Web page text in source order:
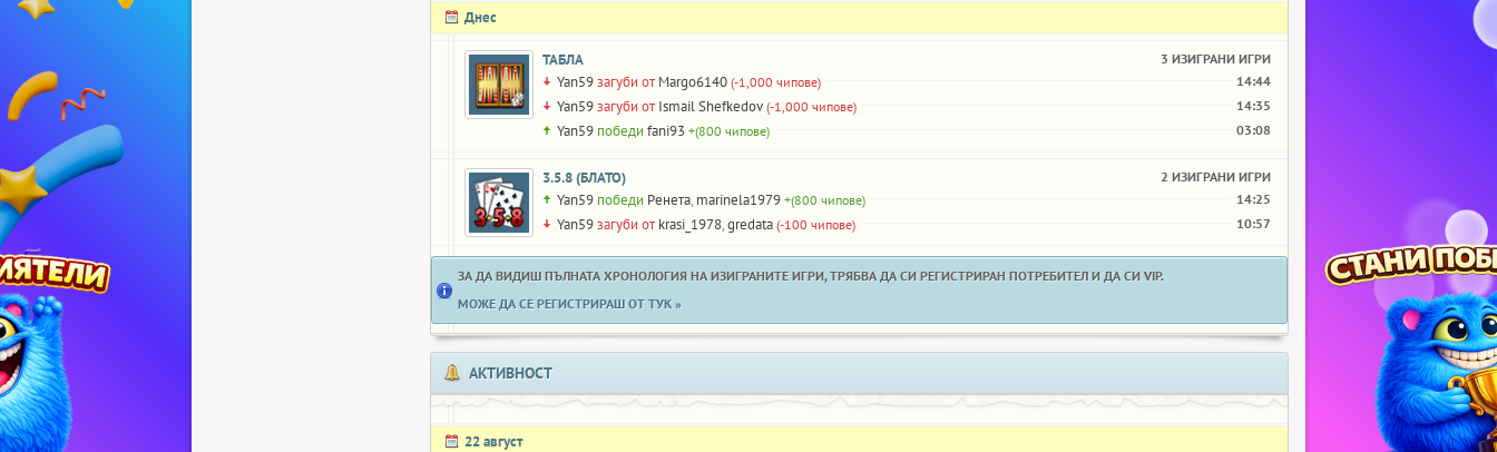
Днес
ТАБЛА 3 ИЗИГРАНИ ИГРИ
Yan59загуби от Margo6140 (-1,000 чипове) 14:44
Yan59загуби от Ismail Shefkedov (-1,000 чипове) 14:35
Yan59 победи fani93 +(800 чипове) 03:08
3.5.8 (БЛАТО) 2 ИЗИГРАНИ ИГРИ
Yan59 победи Ренета, marinela1979 +(800 чипове) 14:25
Yan59загуби от krasi_1978,gredata (-100 чипове) 10:57
ЗА ДА ВИДИШ ПЪЛНАТА ХРОНОЛОГИЯ НА ИЗИГРАНИТЕ ИГРИ, ТРЯБВА ДА СИ РЕГИСТРИРАН ПОТРЕБИТЕЛ И ДА СИ VIP.
МОЖЕ ДА СЕ РЕГИСТРИРАШ ОТ ТУК »
АКТИВНОСТ
22 август